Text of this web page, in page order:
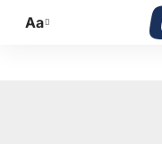
Promijeni
Aa